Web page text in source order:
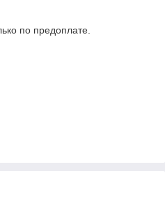
по предоплате.